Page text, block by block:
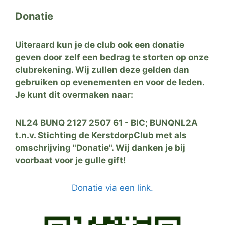
Donatie
Uiteraard kun je de club ook een donatie
geven door zelf een bedrag te storten op onze
clubrekening. Wij zullen deze gelden dan
gebruiken op evenementen en voor de leden.
Je kunt dit overmaken naar:
NL24 BUNQ 2127 2507 61 - BIC; BUNQNL2A
t.n.v. Stichting de KerstdorpClub met als
omschrijving "Donatie". Wij danken je bij
voorbaat voor je gulle gift!
Donatie via een link.